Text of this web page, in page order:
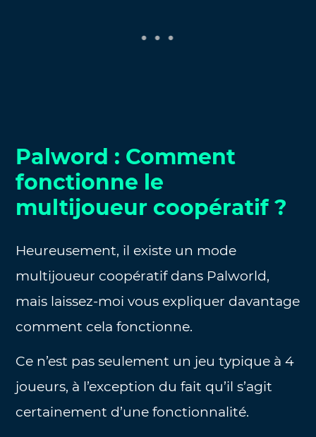
Palword : Comment
fonctionne le
multijoueur coopératif ?
Heureusement, il existe un mode
multijoueur coopératif dans Palworld,
mais laissez-moi vous expliquer davantage
comment cela fonctionne.
Ce n’est pas seulement un jeu typique à 4
joueurs, à l’exception du fait qu’il s’agit
certainement d’une fonctionnalité.